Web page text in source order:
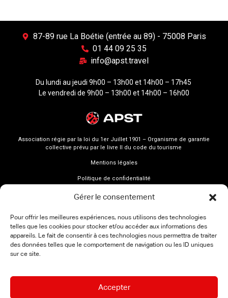
Gérer le consentement
Pour offrir les meilleures expériences, nous utilisons des technologies
telles que les cookies pour stocker et/ou accéder aux informations des
appareils. Le fait de consentir à ces technologies nous permettra de traiter
des données telles que le comportement de navigation ou les ID uniques
sur ce site.
Accepter
87-89 rue La Boétie (entrée au 89) - 75008 Paris
01 44 09 25 35
info@apst.travel
Du lundi au jeudi 9h00 – 13h00 et 14h00 – 17h45
Le vendredi de 9h00 – 13h00 et 14h00 – 16h00
Association régie par la loi du 1er Juillet 1901 – Organisme de garantie
collective prévu par le livre II du code du tourisme
Mentions légales
Politique de confidentialité